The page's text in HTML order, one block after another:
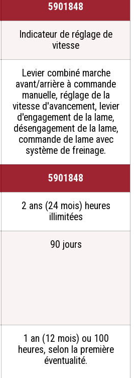
5901848
Indicateur de réglage de
vitesse
Levier combiné marche
avant/arrière à commande
manuelle, réglage de la
vitesse d'avancement, levier
d'engagement de la lame,
désengagement de la lame,
commande de lame avec
système de freinage.
5901848
2 ans (24 mois) heures
illimitées
90 jours
1 an (12 mois) ou 100
heures, selon la première
éventualité.